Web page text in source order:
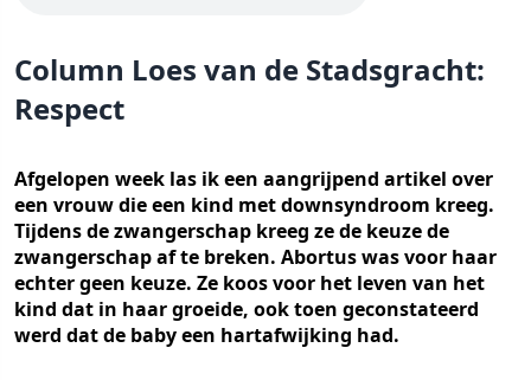
Column Loes van de Stadsgracht:
Respect
Afgelopen week las ik een aangrijpend artikel over
een vrouw die een kind met downsyndroom kreeg.
Tijdens de zwangerschap kreeg ze de keuze de
zwangerschap af te breken. Abortus was voor haar
echter geen keuze. Ze koos voor het leven van het
kind dat in haar groeide, ook toen geconstateerd
werd dat de baby een hartafwijking had.